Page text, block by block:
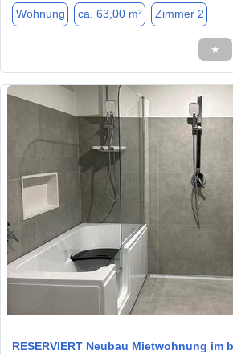
Wohnung ca. 63,00 m² Zimmer 2
★
RESERVIERT Neubau Mietwohnung im